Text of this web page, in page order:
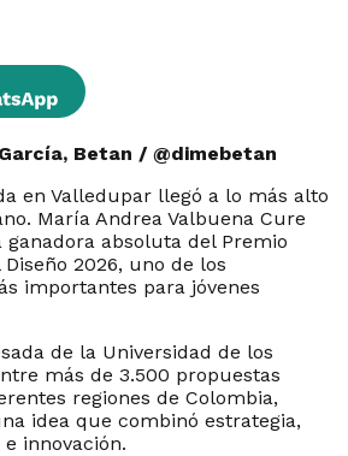
Betan / @dimebetan
en Valledupar llegó a lo más alto
María Andrea Valbuena Cure
absoluta del Premio
2026, uno de los
importantes para jóvenes
de la Universidad de los
más de 3.500 propuestas
regiones de Colombia,
idea que combinó estrategia,
innovación.